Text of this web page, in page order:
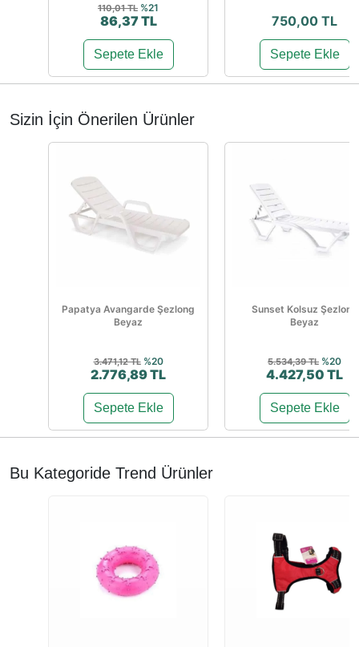
110,01 TL %21
86,37 TL
Sepete Ekle
750,00 TL
Sepete Ekle
Sizin İçin Önerilen Ürünler
Papatya Avangarde Şezlong
Beyaz
3.471,12 TL %20
2.776,89 TL
Sepete Ekle
Sunset Kolsuz Şezlong
Beyaz
5.534,39 TL %20
4.427,50 TL
Sepete Ekle
Bu Kategoride Trend Ürünler